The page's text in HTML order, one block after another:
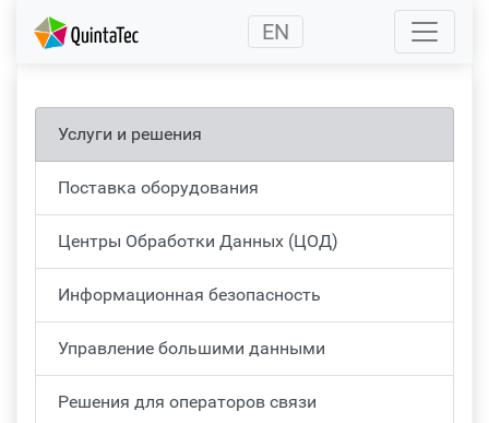
(current) EN
Услуги и решения
Поставка оборудования
Центры Обработки Данных (ЦОД)
Информационная безопасность
Управление большими данными
Решения для операторов связи